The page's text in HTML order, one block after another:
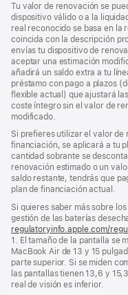
Tu valor de renovación se
dispositivo válido o a la
real reconocido se basa en la
coincida con la descripción
envías tu dispositivo de
aceptar una estimación
añadirá un saldo extra a tu
préstamo con pago a plazos
flexible actual) que ajustará
coste íntegro sin el valor de
modificado.
Si prefieres utilizar el valor
financiación, se aplicará a tu
cantidad sobrante se
renovación estimado o un
saldo restante, tendrás que
plan de financiación actual.
Si quieres saber más sobre
gestión de las baterías
regulatoryinfo.apple.com/
1. El tamaño de la pantalla se
MacBook Air de 13 y 15
parte superior. Si se miden
las pantallas tienen 13,6 y
real de visión es inferior.